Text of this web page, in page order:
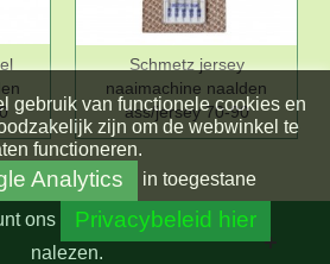
Schmetz jersey
naaimachine naalden
ass/jersey 70-90
gebruik van functionele cookies en
zijn om de webwinkel te
functioneren.
Analytics
in toegestane
ons Privacybeleid hier
nalezen.